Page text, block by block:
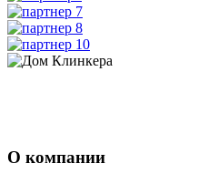
О компании